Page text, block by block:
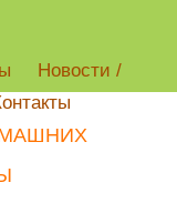
Новости /